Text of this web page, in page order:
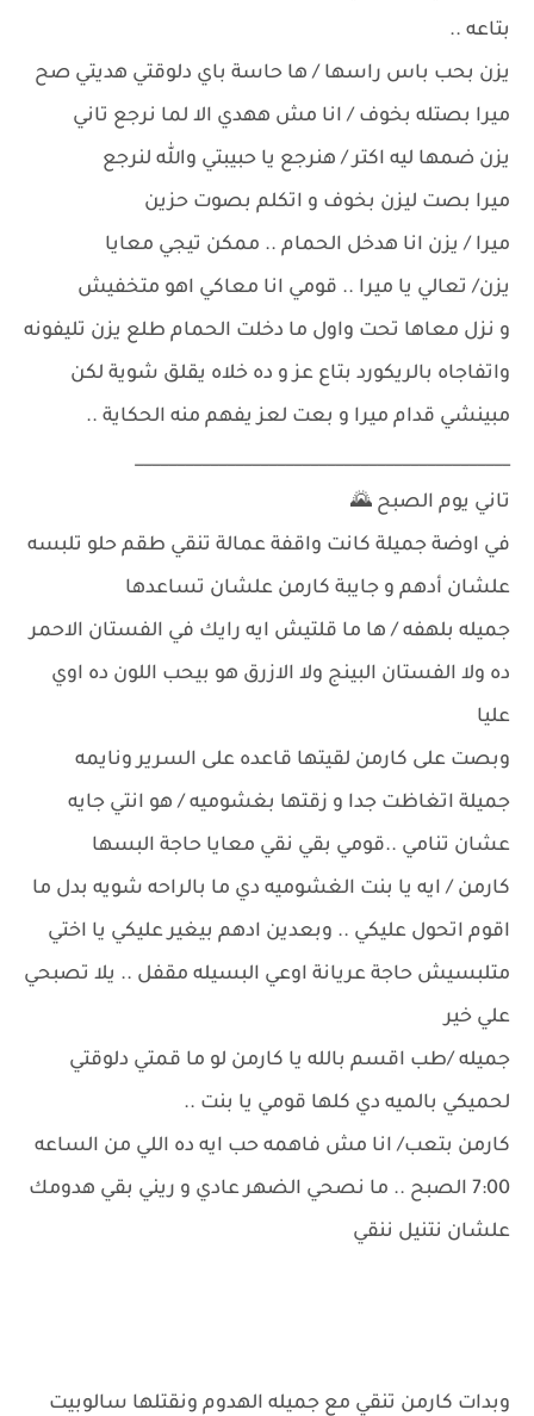
بتاعه ..
يزن بحب باس راسها / ها حاسة باي دلوقتي هديتي صح
ميرا بصتله بخوف / انا مش ههدي الا لما نرجع تاني
يزن ضمها ليه اكتر / هنرجع يا حبيبتي والله لنرجع
ميرا بصت ليزن بخوف و اتكلم بصوت حزين
ميرا / يزن انا هدخل الحمام .. ممكن تيجي معايا
يزن/ تعالي يا ميرا .. قومي انا معاكي اهو متخفيش
و نزل معاها تحت واول ما دخلت الحمام طلع يزن تليفونه
واتفاجاه بالريكورد بتاع عز و ده خلاه يقلق شوية لكن
مبينشي قدام ميرا و بعت لعز يفهم منه الحكاية ..
_____________________________________________
تاني يوم الصبح 🌄
في اوضة جميلة كانت واقفة عمالة تنقي طقم حلو تلبسه
علشان أدهم و جايبة كارمن علشان تساعدها
جميله بلهفه / ها ما قلتيش ايه رايك في الفستان الاحمر
ده ولا الفستان البينج ولا الازرق هو بيحب اللون ده اوي
عليا
وبصت على كارمن لقيتها قاعده على السرير ونايمه
جميلة اتغاظت جدا و زقتها بغشوميه / هو انتي جايه
عشان تنامي ..قومي بقي نقي معايا حاجة البسها
كارمن / ايه يا بنت الغشوميه دي ما بالراحه شويه بدل ما
اقوم اتحول عليكي .. وبعدين ادهم بيغير عليكي يا اختي
متلبسيش حاجة عريانة اوعي البسيله مقفل .. يلا تصبحي
علي خير
جميله /طب اقسم بالله يا كارمن لو ما قمتي دلوقتي
لحميكي بالميه دي كلها قومي يا بنت ..
كارمن بتعب/ انا مش فاهمه حب ايه ده اللي من الساعه
7:00 الصبح .. ما نصحي الضهر عادي و ريني بقي هدومك
علشان نتنيل ننقي
وبدات كارمن تنقي مع جميله الهدوم ونقتلها سالوبيت